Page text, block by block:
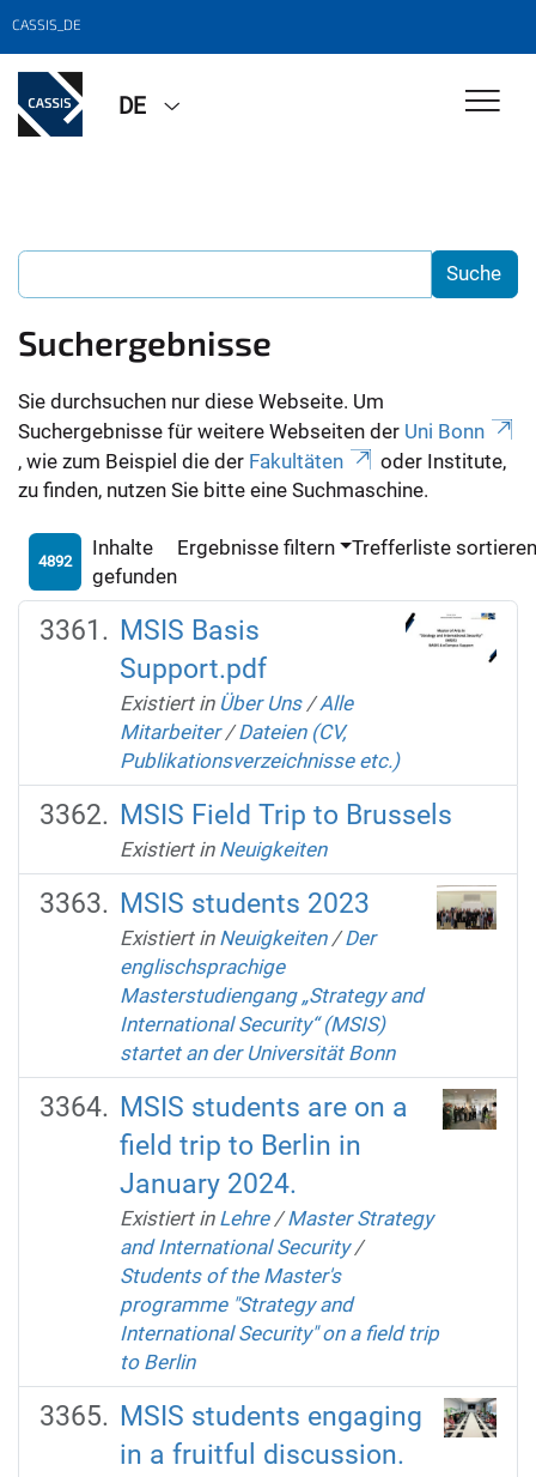
CASSIS_DE
DE
Suchergebnisse
Sie durchsuchen nur diese Webseite. Um
Suchergebnisse für weitere Webseiten der Uni Bonn
, wie zum Beispiel die der Fakultäten
oder Institute,
zu finden, nutzen Sie bitte eine Suchmaschine.
4892
Inhalte
gefunden
Ergebnisse filtern Trefferliste
MSIS Basis
Support.pdf
Existiert in Über Uns /Alle
Mitarbeiter /Dateien (CV,
Publikationsverzeichnisse etc.)
MSIS Field Trip to Brussels
Existiert in Neuigkeiten
MSIS students 2023
Existiert in Neuigkeiten /Der
englischsprachige
Masterstudiengang „Strategy and
International Security“ (MSIS)
startet an der Universität Bonn
MSIS students are on a
field trip to Berlin in
January 2024.
Existiert in Lehre /Master Strategy
and International Security /
Students of the Master's
programme "Strategy and
International Security" on a field trip
to Berlin
MSIS students engaging
in a fruitful discussion.